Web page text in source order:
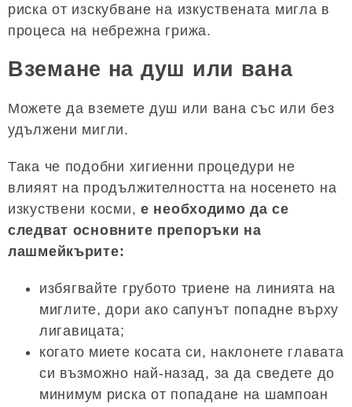
риска от изскубване на изкуствената мигла в
процеса на небрежна грижа.
Вземане на душ или вана
Можете да вземете душ или вана със или без
удължени мигли.
Така че подобни хигиенни процедури не
влияят на продължителността на носенето на
изкуствени косми, е необходимо да се
следват основните препоръки на
лашмейкърите:
избягвайте грубото триене на линията на
миглите, дори ако сапунът попадне върху
лигавицата;
когато миете косата си, наклонете главата
си възможно най-назад, за да сведете до
минимум риска от попадане на шампоан